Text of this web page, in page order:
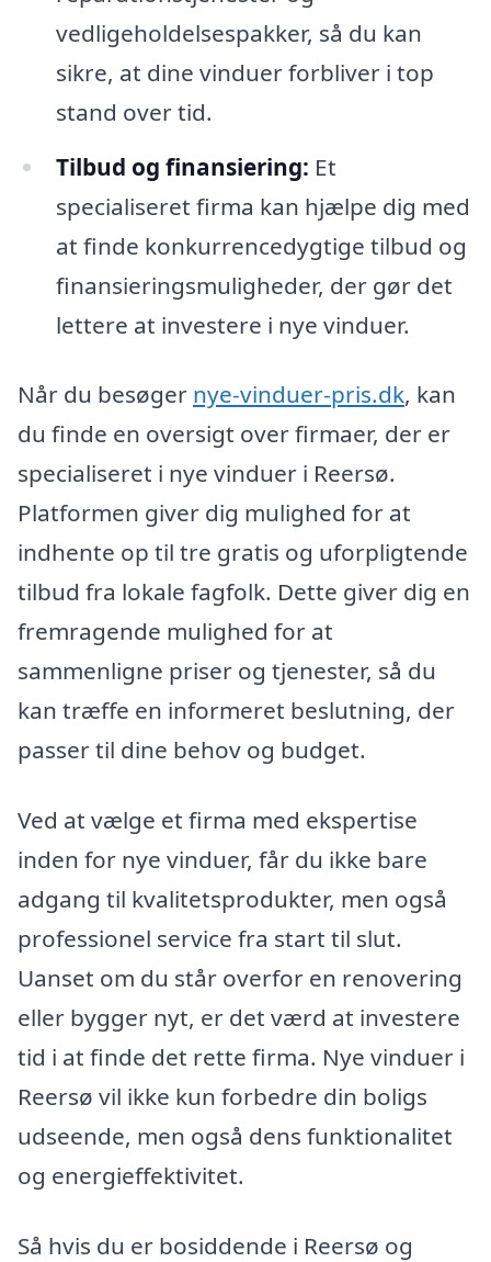
vedligeholdelsespakker, så du kan
sikre, at dine vinduer forbliver i top
stand over tid.
Tilbud og finansiering: Et
specialiseret firma kan hjælpe dig med
at finde konkurrencedygtige tilbud og
finansieringsmuligheder, der gør det
lettere at investere i nye vinduer.
Når du besøger nye-vinduer-pris.dk, kan
du finde en oversigt over firmaer, der er
specialiseret i nye vinduer i Reersø.
Platformen giver dig mulighed for at
indhente op til tre gratis og uforpligtende
tilbud fra lokale fagfolk. Dette giver dig en
fremragende mulighed for at
sammenligne priser og tjenester, så du
kan træffe en informeret beslutning, der
passer til dine behov og budget.
Ved at vælge et firma med ekspertise
inden for nye vinduer, får du ikke bare
adgang til kvalitetsprodukter, men også
professionel service fra start til slut.
Uanset om du står overfor en renovering
eller bygger nyt, er det værd at investere
tid i at finde det rette firma. Nye vinduer i
Reersø vil ikke kun forbedre din boligs
udseende, men også dens funktionalitet
og energieffektivitet.
Så hvis du er bosiddende i Reersø og